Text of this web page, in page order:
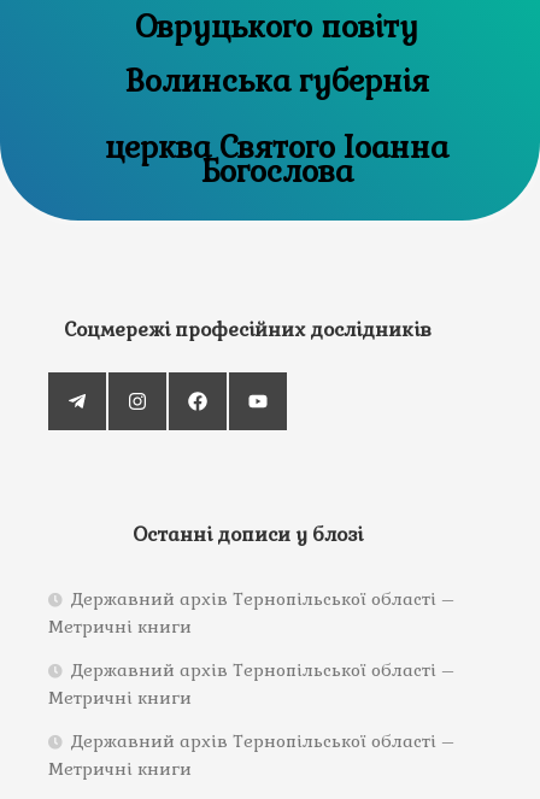
Овруцького повіту
Волинська губернія
церква Святого Іоанна
Богослова
Соцмережі професійних дослідників
Останні дописи у блозі
Державний архів Тернопільської області –
Метричні книги
Державний архів Тернопільської області –
Метричні книги
Державний архів Тернопільської області –
Метричні книги